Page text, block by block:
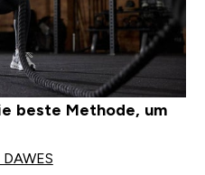
beste Methode, um